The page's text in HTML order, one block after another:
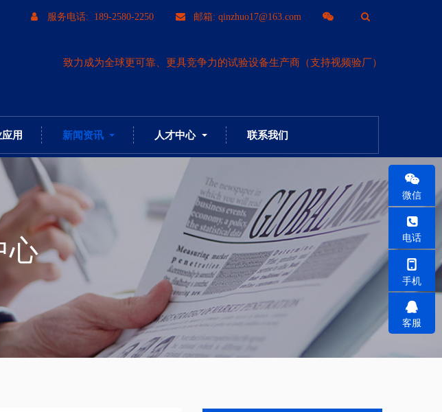
服务电话: 189-2580-2250 邮箱: qinzhuo17@163.com
g
l
e
S
a
c
致力成为全球更可靠、更具竞争力的试验设备生产商（支持视频验厂）
用 新闻资讯 人才中心 联系我们
心
微信
电话
手机
客服